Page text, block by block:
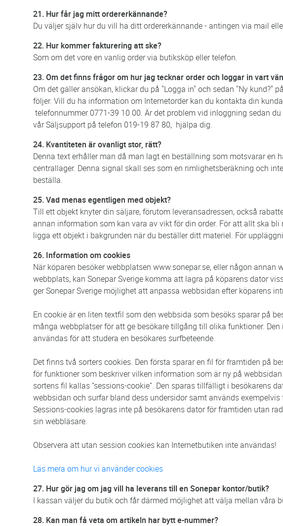
21. Hur får jag mitt ordererkännande?
Du väljer själv hur du vill ha ditt ordererkännande - antingen via mail
22. Hur kommer fakturering att ske?
Som om det vore en vanlig order via butiksköp eller telefon.
23. Om det finns frågor om hur jag tecknar order och loggar in vart
Om det gäller ansökan, klickar du på "Logga in" och sedan "Ny kund?"
följer. Vill du ha information om Internetorder kan du kontakta din
telefonnummer 0771-39 10 00. Är det problem vid inloggning sedan
vår Säljsupport på telefon 019-19 87 80, hjälpa dig.
24. Kvantiteten är ovanligt stor, rätt?
Denna text erhåller man då man lagt en beställning som motsvarar en
centrallager. Denna signal skall ses som en rimlighetsberäkning och
beställa.
25. Vad menas egentligen med objekt?
Till ett objekt knyter din säljare, förutom leveransadressen, också
annan information som kan vara av vikt för din order. För att allt ska
ligga ett objekt i bakgrunden när du beställer ditt materiel. För
26. Information om cookies
När köparen besöker webbplatsen www.sonepar.se, eller någon
webbplats, kan Sonepar Sverige komma att lagra på köparens dator
ger Sonepar Sverige möjlighet att anpassa webbsidan efter köparens
En cookie är en liten textfil som den webbsida som besöks sparar på
många webbplatser för att ge besökare tillgång till olika funktioner.
användas för att studera en besökares surfbeteende.
Det finns två sorters cookies. Den första sparar en fil för framtiden på
för funktioner som beskriver vilken information som är ny på
sortens fil kallas ”sessions-cookie”. Den sparas tillfälligt i besökarens
webbsidan och surfar bland dess undersidor samt används
Sessions-cookies lagras inte på besökarens dator för framtiden utan
sin webbläsare.
Observera att utan session cookies kan Internetbutiken inte användas!
Läs mera om hur vi använder cookies
27. Hur gör jag om jag vill ha leverans till en Sonepar kontor/butik?
I kassan väljer du butik och får därmed möjlighet att välja mellan våra
28. Kan man få veta om artikeln har bytt e-nummer?